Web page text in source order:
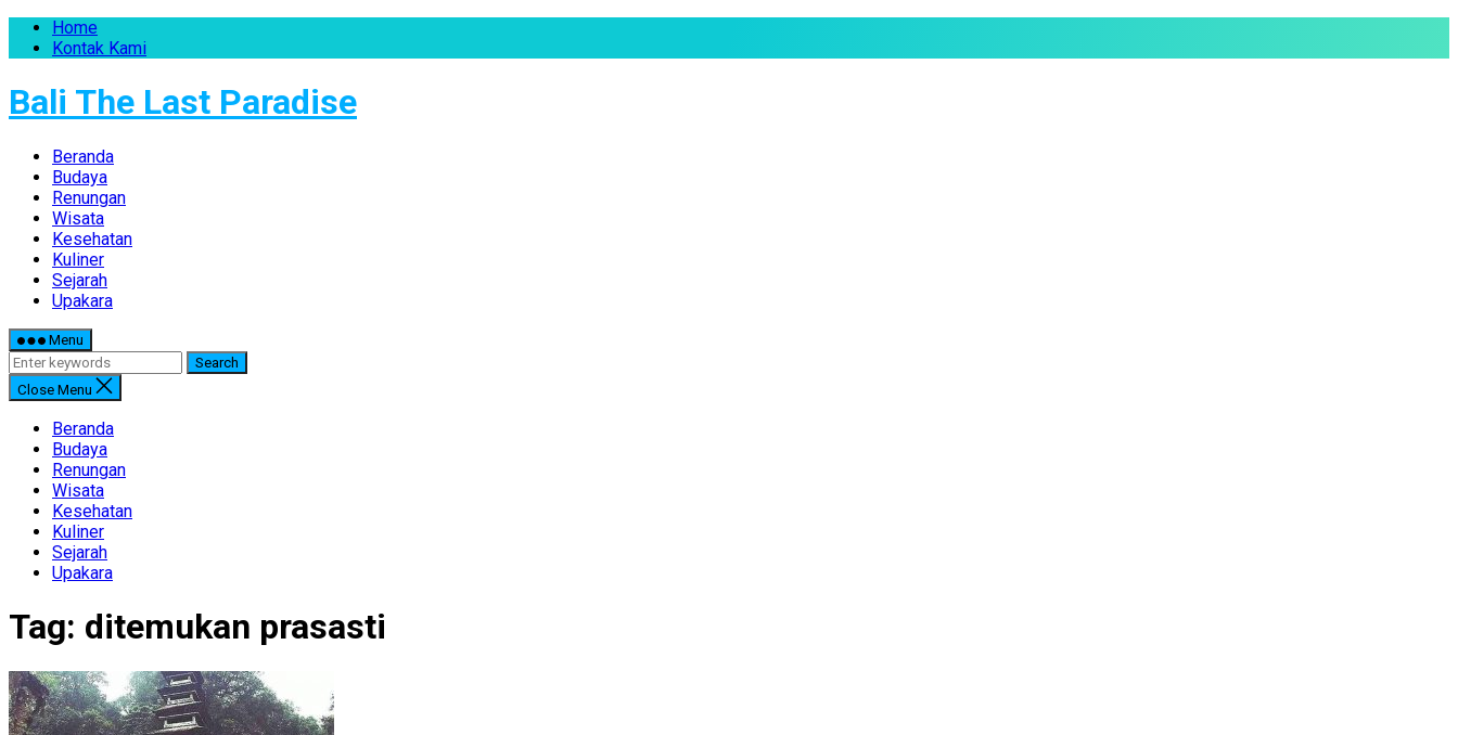
Home
Kontak Kami
Bali The Last Paradise
Beranda
Budaya
Renungan
Wisata
Kesehatan
Kuliner
Sejarah
Upakara
Menu
Search
Close Menu
Beranda
Budaya
Renungan
Wisata
Kesehatan
Kuliner
Sejarah
Upakara
Tag: ditemukan prasasti